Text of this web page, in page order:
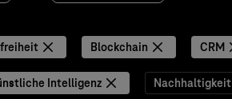
Blockchain CRM
Intelligenz Nachhaltigkeit